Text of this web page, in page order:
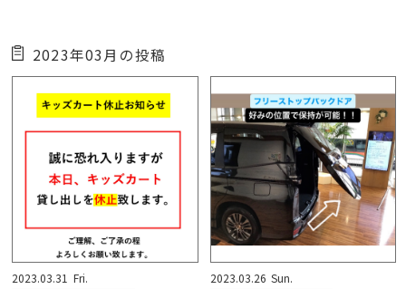
2023年03月の投稿
2023.03.31 Fri.
2023.03.26 Sun.